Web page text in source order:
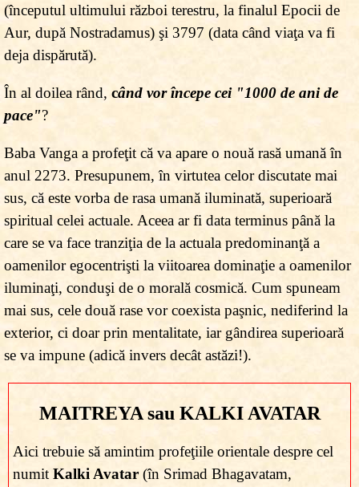
(începutul ultimului război terestru, la finalul Epocii de
Aur, după Nostradamus) şi 3797 (data când viaţa va fi
deja dispărută).
În al doilea rând, când vor începe cei "1000 de ani de
pace"?
Baba Vanga a profeţit că va apare o nouă rasă umană în
anul 2273. Presupunem, în virtutea celor discutate mai
sus, că este vorba de rasa umană iluminată, superioară
spiritual celei actuale. Aceea ar fi data terminus până la
care se va face tranziţia de la actuala predominanţă a
oamenilor egocentrişti la viitoarea dominaţie a oamenilor
iluminaţi, conduşi de o morală cosmică. Cum spuneam
mai sus, cele două rase vor coexista paşnic, nediferind la
exterior, ci doar prin mentalitate, iar gândirea superioară
se va impune (adică invers decât astăzi!).
MAITREYA sau KALKI AVATAR
Aici trebuie să amintim profeţiile orientale despre cel
numitKalki Avatar(în Srimad Bhagavatam,